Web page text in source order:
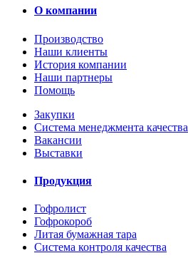
О компании
Производство
Наши клиенты
История компании
Наши партнеры
Помощь
Закупки
Система менеджмента качества
Вакансии
Выставки
Продукция
Гофролист
Гофрокороб
Литая бумажная тара
Система контроля качества